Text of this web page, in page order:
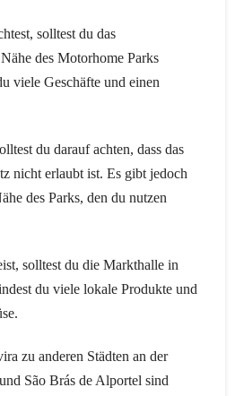
solltest du das
des Motorhome Parks
viele Geschäfte und einen
du darauf achten, dass das
nicht erlaubt ist. Es gibt jedoch
des Parks, den du nutzen
solltest du die Markthalle in
du viele lokale Produkte und
zu anderen Städten an der
und São Brás de Alportel sind